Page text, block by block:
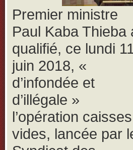
Premier ministre
Paul Kaba Thieba
qualifié, ce lundi
juin 2018, «
d’infondée et
d’illégale »
l’opération caisses
vides, lancée par